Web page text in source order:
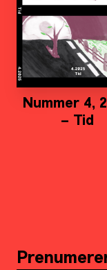
Nummer 4,
– Tid